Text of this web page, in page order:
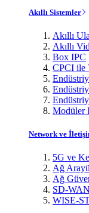
Akıllı Sistemler
Akıllı
Akıllı
Box IPC
CPCI ile
Modüler
Network ve
5G ve
Ağ
Ağ
SD-
WISE-